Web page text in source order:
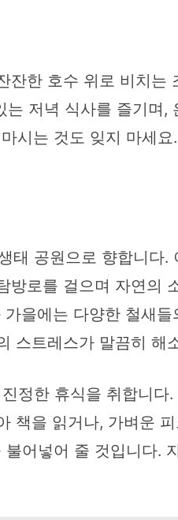
잔한 호수 위로 비치는
저녁 식사를 즐기며,
시는 것도 잊지 마세요.
태 공원으로 향합니다.
로를 걸으며 자연의
을에는 다양한 철새
스트레스가 말끔히 해
정한 휴식을 취합니다
책을 읽거나, 가벼운
어넣어 줄 것입니다.